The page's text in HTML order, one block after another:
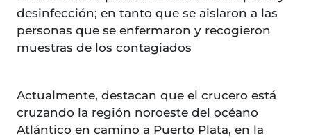
desinfección; en tanto que se aislaron a las
personas que se enfermaron y recogieron
muestras de los contagiados
Actualmente, destacan que el crucero está
cruzando la región noroeste del océano
Atlántico en camino a Puerto Plata, en la